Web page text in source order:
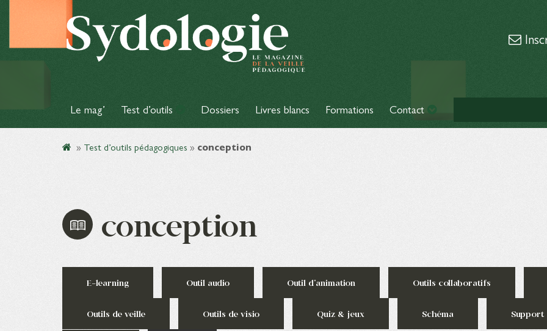
Le mag’ Test d’outils Dossiers Livres blancs Formations Contact
» Test d’outils pédagogiques » conception
conception
E-learning Outil audio Outil d'animation Outils collaboratifs
Outils de veille Outils de visio Quiz & jeux Schéma Support